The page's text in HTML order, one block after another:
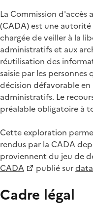
La Commission
(CADA) est une
chargée de veiller à la
administratifs et aux
réutilisation des
saisie par les personnes
décision défavorable
administratifs. Le
préalable obligatoire à
Cette exploration
rendus par la CADA
proviennent du jeu de
CADA
publié sur
Cadre légal